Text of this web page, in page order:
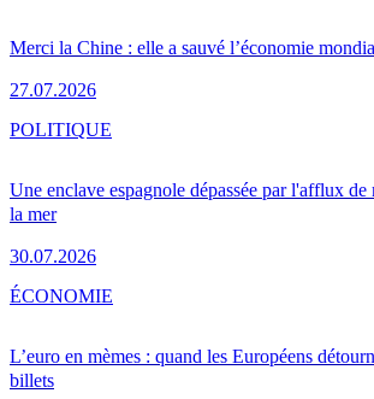
Merci la Chine : elle a sauvé l’économie
27.07.2026
Une enclave espagnole dépassée par l'afflux
la mer
30.07.2026
POLITIQUE
L’euro en mèmes : quand les Européens
billets
ÉCONOMIE